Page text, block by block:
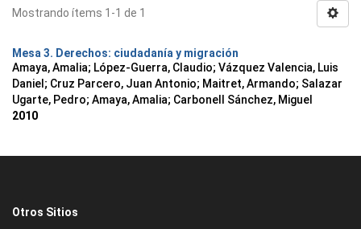
Mostrando ítems 1-1 de 1
Mesa 3. Derechos: ciudadanía y migración
Amaya, Amalia; López-Guerra, Claudio; Vázquez Valencia, Luis
Daniel ; Cruz Parcero, Juan Antonio; Maitret, Armando; Salazar
Ugarte, Pedro; Amaya, Amalia; Carbonell Sánchez, Miguel
2010
Otros Sitios